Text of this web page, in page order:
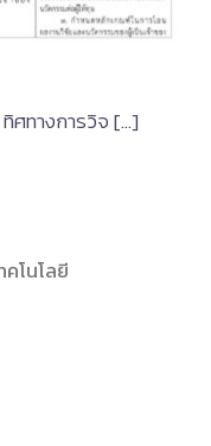
ศทางการวิจ […]
โนโลยี